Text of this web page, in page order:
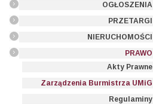
OGŁOSZENIA
PRZETARGI
NIERUCHOMOŚCI
PRAWO
Akty Prawne
Zarządzenia Burmistrza UMiG
Regulaminy